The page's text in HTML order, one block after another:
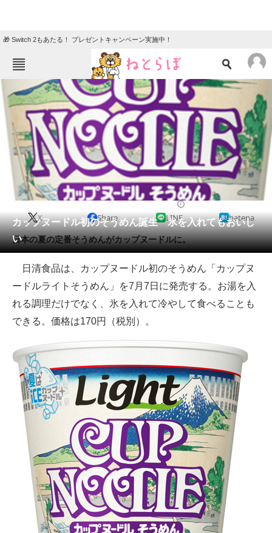
🎁 Switch 2もあたる！ プレゼントキャンペーン実施中！
ねとらぼメニュー
ニュース
エンタメ クイズ
グルメ 地域
住まい 教育・育児
動物 リサーチ
会員記事
メディア
注目記事を集めた総合ページ
ITの今と未来を見通す
スマホと通信の最新トレンド
進化するPCとデバイスの未来
好きが集まる 比べて選べる
ビジネスと働き方のヒント
AI活用のいまが分かる
企業ITのトレンドを詳説
経営リーダーのコミュニティ
マーケ×ITの今がよく分かる
カップヌードル初のそうめん誕生 氷を入れてもおいし
い
X Share LINE hatena
日本の夏の定番そうめんがカップヌードルに。
日清食品は、カップヌードル初のそうめん「カップヌ
ードルライトそうめん」を7月7日に発売する。お湯を入
れる調理だけでなく、氷を入れて冷やして食べることも
できる。価格は170円（税別）。